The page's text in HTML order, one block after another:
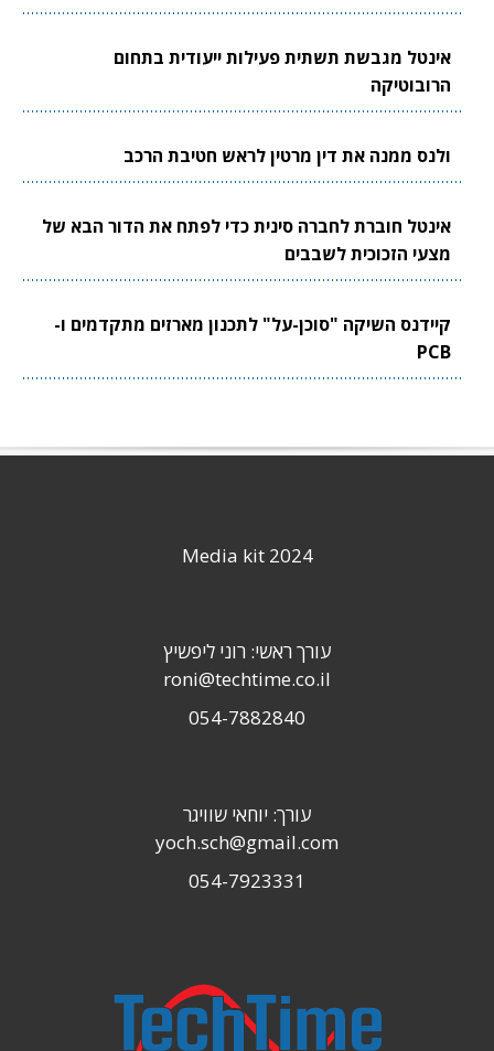
אינטל מגבשת תשתית פעילות ייעודית בתחום
הרובוטיקה
ולנס ממנה את דין מרטין לראש חטיבת הרכב
אינטל חוברת לחברה סינית כדי לפתח את הדור הבא של
מצעי הזכוכית לשבבים
קיידנס השיקה "סוכן-על" לתכנון מארזים מתקדמים ו-
PCB
Media kit 2024
עורך ראשי: רוני ליפשיץ
roni@techtime.co.il
054-7882840
עורך: יוחאי שוויגר
yoch.sch@gmail.com
054-7923331